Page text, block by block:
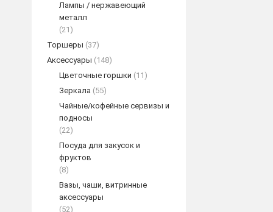
Лампы / нержавеющий
металл
(21)
Торшеры (37)
Аксессуары (148)
Цветочные горшки (11)
Зеркала (55)
Чайные/кофейные сервизы и
подносы
(22)
Посуда для закусок и
фруктов
(8)
Вазы, чаши, витринные
аксессуары
(52)